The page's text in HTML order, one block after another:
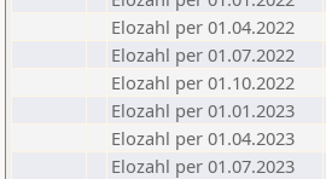
Elozahl per 01.04.2022
Elozahl per 01.07.2022
Elozahl per 01.10.2022
Elozahl per 01.01.2023
Elozahl per 01.04.2023
Elozahl per 01.07.2023